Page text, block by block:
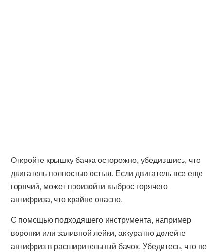
Откройте крышку бачка осторожно, убедившись, что
двигатель полностью остыл. Если двигатель все еще
горячий, может произойти выброс горячего
антифриза, что крайне опасно.
С помощью подходящего инструмента, например
воронки или заливной лейки, аккуратно долейте
антифриз в расширительный бачок. Убедитесь, что не